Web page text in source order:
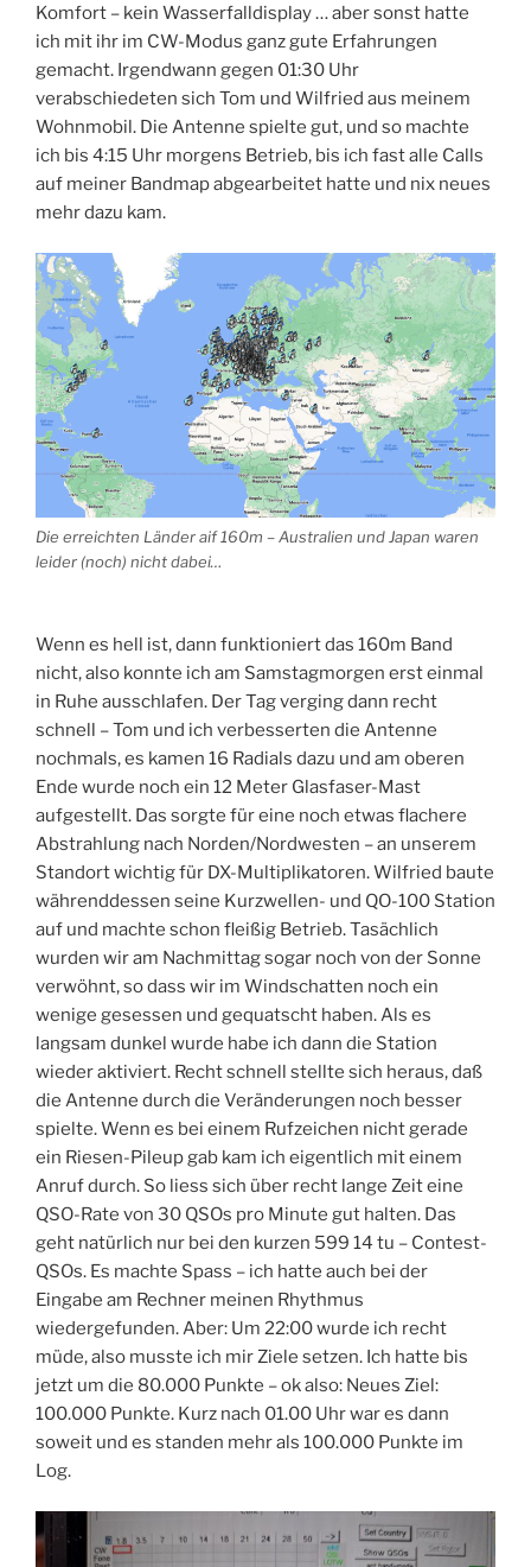
Komfort – kein Wasserfalldisplay … aber sonst hatte
ich mit ihr im CW-Modus ganz gute Erfahrungen
gemacht. Irgendwann gegen 01:30 Uhr
verabschiedeten sich Tom und Wilfried aus meinem
Wohnmobil. Die Antenne spielte gut, und so machte
ich bis 4:15 Uhr morgens Betrieb, bis ich fast alle Calls
auf meiner Bandmap abgearbeitet hatte und nix neues
mehr dazu kam.
Die erreichten Länder aif 160m – Australien und Japan waren
leider (noch) nicht dabei…
Wenn es hell ist, dann funktioniert das 160m Band
nicht, also konnte ich am Samstagmorgen erst einmal
in Ruhe ausschlafen. Der Tag verging dann recht
schnell – Tom und ich verbesserten die Antenne
nochmals, es kamen 16 Radials dazu und am oberen
Ende wurde noch ein 12 Meter Glasfaser-Mast
aufgestellt. Das sorgte für eine noch etwas flachere
Abstrahlung nach Norden/Nordwesten – an unserem
Standort wichtig für DX-Multiplikatoren. Wilfried baute
währenddessen seine Kurzwellen- und QO-100 Station
auf und machte schon fleißig Betrieb. Tasächlich
wurden wir am Nachmittag sogar noch von der Sonne
verwöhnt, so dass wir im Windschatten noch ein
wenige gesessen und gequatscht haben. Als es
langsam dunkel wurde habe ich dann die Station
wieder aktiviert. Recht schnell stellte sich heraus, daß
die Antenne durch die Veränderungen noch besser
spielte. Wenn es bei einem Rufzeichen nicht gerade
ein Riesen-Pileup gab kam ich eigentlich mit einem
Anruf durch. So liess sich über recht lange Zeit eine
QSO-Rate von 30 QSOs pro Minute gut halten. Das
geht natürlich nur bei den kurzen 599 14 tu – Contest-
QSOs. Es machte Spass – ich hatte auch bei der
Eingabe am Rechner meinen Rhythmus
wiedergefunden. Aber: Um 22:00 wurde ich recht
müde, also musste ich mir Ziele setzen. Ich hatte bis
jetzt um die 80.000 Punkte – ok also: Neues Ziel:
100.000 Punkte. Kurz nach 01.00 Uhr war es dann
soweit und es standen mehr als 100.000 Punkte im
Log.